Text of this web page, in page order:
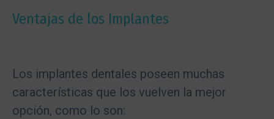
Ventajas de los Implantes
Los implantes dentales poseen muchas
características que los vuelven la mejor
opción, como lo son: